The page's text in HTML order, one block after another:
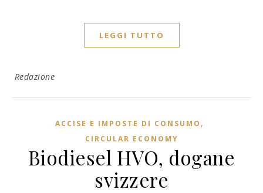
LEGGI TUTTO
Redazione
ACCISE E IMPOSTE DI CONSUMO ,
CIRCULAR ECONOMY
Biodiesel HVO, dogane
svizzere